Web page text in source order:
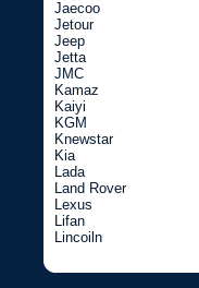
Jaecoo
Jetour
Jeep
Jetta
JMC
Kamaz
Kaiyi
KGM
Knewstar
Kia
Lada
Land Rover
Lexus
Lifan
Lincoiln